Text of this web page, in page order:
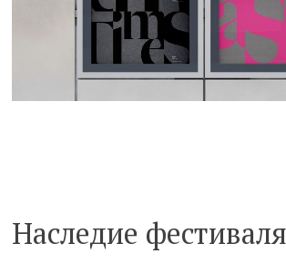
Наследие фестиваля